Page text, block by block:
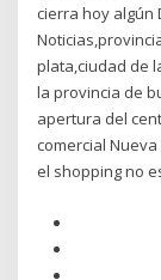
cierra hoy algún
plata,ciudad de
la provincia de
apertura del
comercial
el shopping no